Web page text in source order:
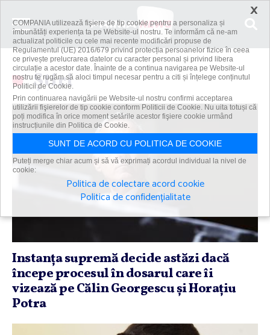
Știri
Instanţa supremă decide astăzi dacă
începe procesul în dosarul care îi
vizează pe Călin Georgescu şi Horaţiu
Potra
×
COMPANIA utilizează fişiere de tip cookie pentru a personaliza și
îmbunătăți experiența ta pe Website-ul nostru. Te informăm că ne-am
actualizat politicile cu cele mai recente modificări propuse de
Regulamentul (UE) 2016/679 privind protecția persoanelor fizice în ceea
ce privește prelucrarea datelor cu caracter personal și privind libera
circulație a acestor date. Înainte de a continua navigarea pe Website-ul
nostru te rugăm să aloci timpul necesar pentru a citi și înțelege conținutul
Politicii de Cookie.
Prin continuarea navigării pe Website-ul nostru confirmi acceptarea
utilizării fişierelor de tip cookie conform Politicii de Cookie. Nu uita totuși că
poți modifica în orice moment setările acestor fişiere cookie urmând
instrucțiunile din Politica de Cookie.
SUNT DE ACORD CU POLITICA DE COOKIE
Puteți merge chiar acum și să vă exprimați acordul individual la nivel de
cookie:
Politica de colectare acord cookie
Politica de confidențialitate